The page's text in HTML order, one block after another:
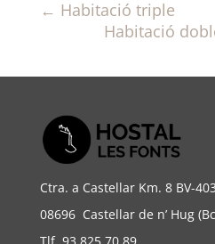
← Habitació triple
Habitació
Ctra. a Castellar Km. 8 BV-
08696 Castellar de n’ Hug
Tlf. 93.825.70.89